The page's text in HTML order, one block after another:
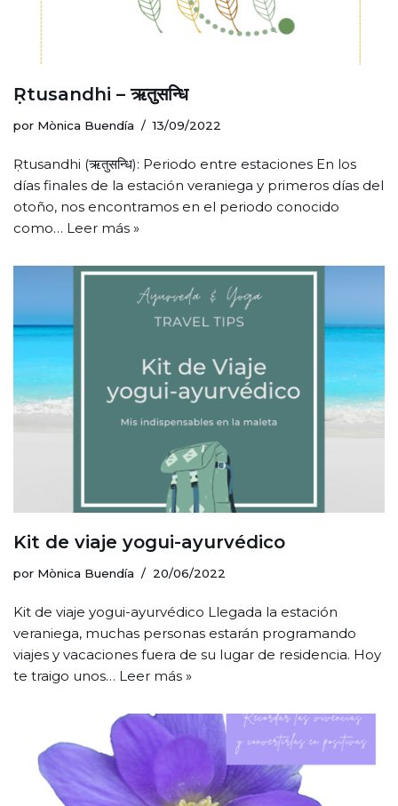
Ṛtusandhi – ऋतुसन्धि
por Mònica Buendía 13/09/2022
Ṛtusandhi (ऋतुसन्धि): Periodo entre estaciones En los
días finales de la estación veraniega y primeros días del
otoño, nos encontramos en el periodo conocido
como… Leer más »
Kit de viaje yogui-ayurvédico
por Mònica Buendía 20/06/2022
Kit de viaje yogui-ayurvédico Llegada la estación
veraniega, muchas personas estarán programando
viajes y vacaciones fuera de su lugar de residencia. Hoy
te traigo unos… Leer más »